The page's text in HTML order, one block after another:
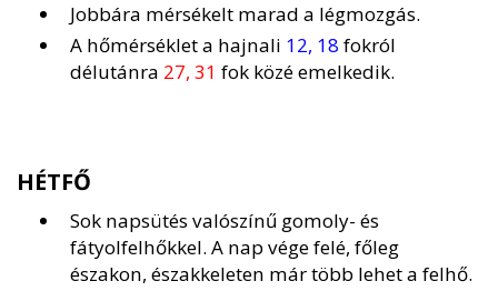
Jobbára mérsékelt marad a légmozgás.
A hőmérséklet a hajnali 12, 18 fokról
délutánra 27, 31 fok közé emelkedik.
HÉTFŐ
Sok napsütés valószínű gomoly- és
fátyolfelhőkkel. A nap vége felé, főleg
északon, északkeleten már több lehet a felhő.